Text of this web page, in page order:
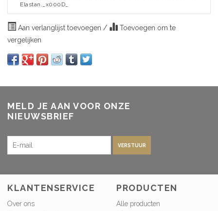
Elastan._x000D_
Aan verlanglijst toevoegen /
Toevoegen om te
vergelijken
MELD JE AAN VOOR ONZE
NIEUWSBRIEF
VERSTUUR
KLANTENSERVICE
Over ons
PRODUCTEN
Alle producten